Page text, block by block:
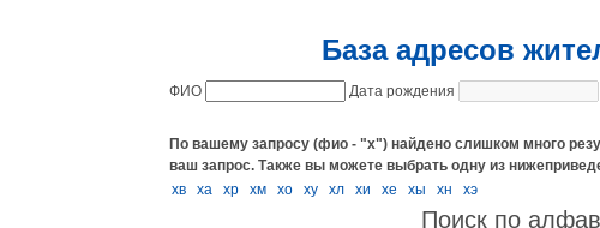
База адресов
ФИО Дата рождения
По вашему запросу (фио - "х") найдено слишком много
ваш запрос. Также вы можете выбрать одну из
хв
ха хр хм хо ху хл хи хе хы хн хэ
Поиск по